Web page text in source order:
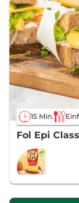
15 Min.
Fol Epi